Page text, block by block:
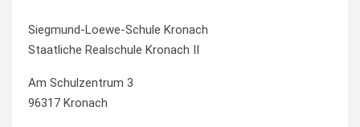
Siegmund-Loewe-Schule Kronach
Staatliche Realschule Kronach II
Am Schulzentrum 3
96317 Kronach